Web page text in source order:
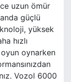
uzun ömür
güçlü
yüksek
hızlı
oyun oynarken
Vozol 6000